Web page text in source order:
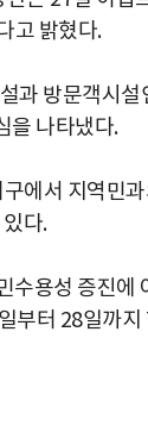
고 밝혔다.
과 방문객시
을 나타냈다.
에서 지역민
다.
용성 증진
부터 28일까지